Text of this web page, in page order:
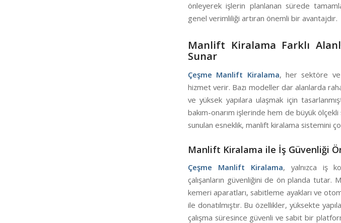
önleyerek işlerin planlanan sürede
genel verimliliği artıran önemli bir avantajdır.
Manlift Kiralama Farklı
Sunar
Çeşme Manlift Kiralama, her sektöre ve
hizmet verir. Bazı modeller dar alanlarda
ve yüksek yapılara ulaşmak için
bakım-onarım işlerinde hem de büyük ölçekli
sunulan esneklik, manlift kiralama sistemini
Manlift Kiralama ile İş Güvenliği
Çeşme Manlift Kiralama, yalnızca iş
çalışanların güvenliğini de ön planda
kemeri aparatları, sabitleme ayakları ve
ile donatılmıştır. Bu özellikler, yüksekte
çalışma süresince güvenli ve sabit bir